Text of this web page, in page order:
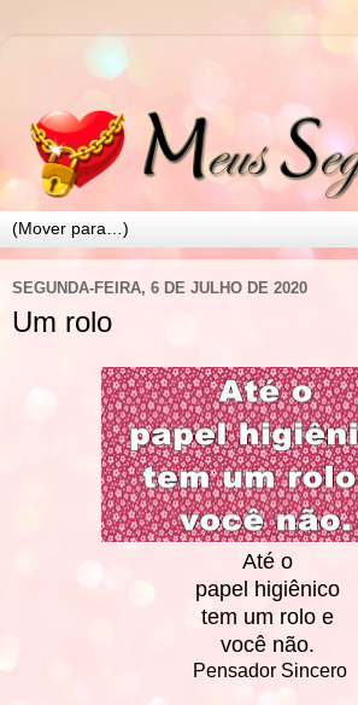
SEGUNDA-FEIRA, 6 DE JULHO DE 2020
Um rolo
Até o
papel higiênico
tem um rolo e
você não.
Pensador Sincero